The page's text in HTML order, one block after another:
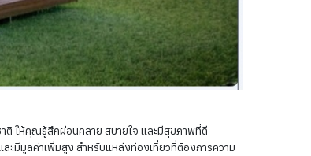
ให้คุณรู้สึกผ่อนคลาย สบายใจ และมีสุขภาพที่ดี
มีมูลค่าเพิ่มสูง สำหรับแหล่งท่องเที่ยวที่ต้องการความ